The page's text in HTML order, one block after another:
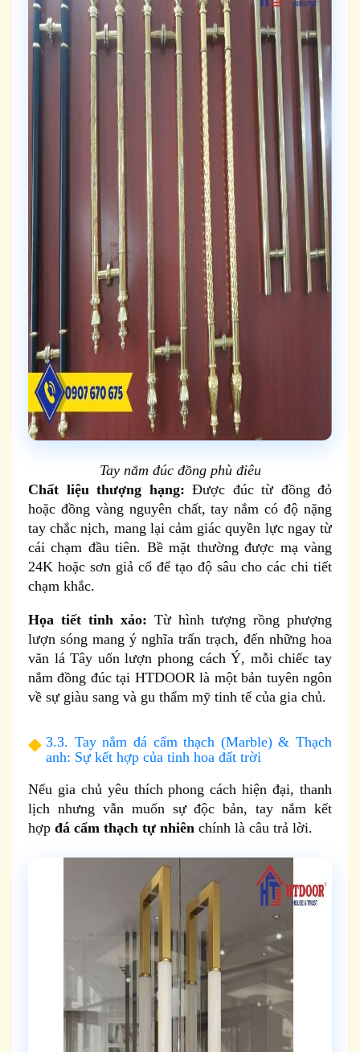
Tay nắm đúc đồng phù điêu
Chất liệu thượng hạng: Được đúc từ đồng đỏ
hoặc đồng vàng nguyên chất, tay nắm có độ nặng
tay chắc nịch, mang lại cảm giác quyền lực ngay từ
cái chạm đầu tiên. Bề mặt thường được mạ vàng
24K hoặc sơn giả cổ để tạo độ sâu cho các chi tiết
chạm khắc.
Họa tiết tinh xảo: Từ hình tượng rồng phượng
lượn sóng mang ý nghĩa trấn trạch, đến những hoa
văn lá Tây uốn lượn phong cách Ý, mỗi chiếc tay
nắm đồng đúc tại HTDOOR là một bản tuyên ngôn
về sự giàu sang và gu thẩm mỹ tinh tế của gia chủ.
3.3. Tay nắm đá cẩm thạch (Marble) & Thạch
anh: Sự kết hợp của tinh hoa đất trời
Nếu gia chủ yêu thích phong cách hiện đại, thanh
lịch nhưng vẫn muốn sự độc bản, tay nắm kết
hợp đá cẩm thạch tự nhiên chính là câu trả lời.